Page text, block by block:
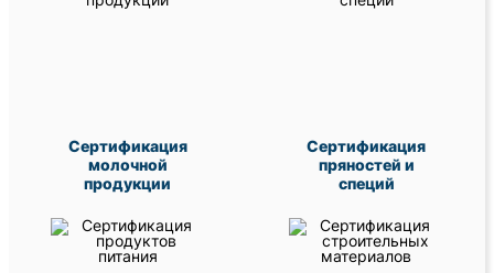
Сертификация
молочной
продукции
Сертификация
пряностей и
специй